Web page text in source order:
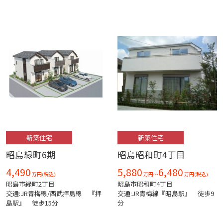
新築住宅
昭島緑町6期
4,490 万円(税込)
昭島市緑町2丁目
交通:JR青梅線/西武拝島線 『拝
島駅』 徒歩15分
新築住宅
昭島昭和町4丁目
5,880 万円～6,480 万円(税込)
昭島市昭和町4丁目
交通:JR青梅線『昭島駅』 徒歩9
分